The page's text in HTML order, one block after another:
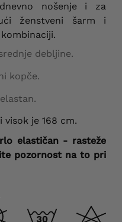
nošenje i za
ženstveni šarm i
kombinaciji.
debljine.
kopče.
visok je 168 cm.
elastičan - rasteže
pozornost na to pri